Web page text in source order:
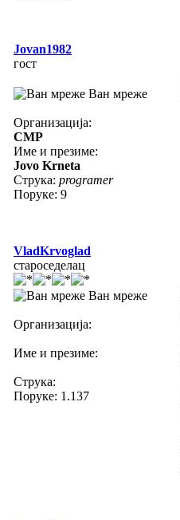
Jovan1982
гост
Ван мреже
Организација:
CMP
Име и презиме:
Jovo Krneta
Струка: programer
Поруке: 9
VladKrvoglad
староседелац
Ван мреже
Организација:
Име и презиме:
Струка:
Поруке: 1.137